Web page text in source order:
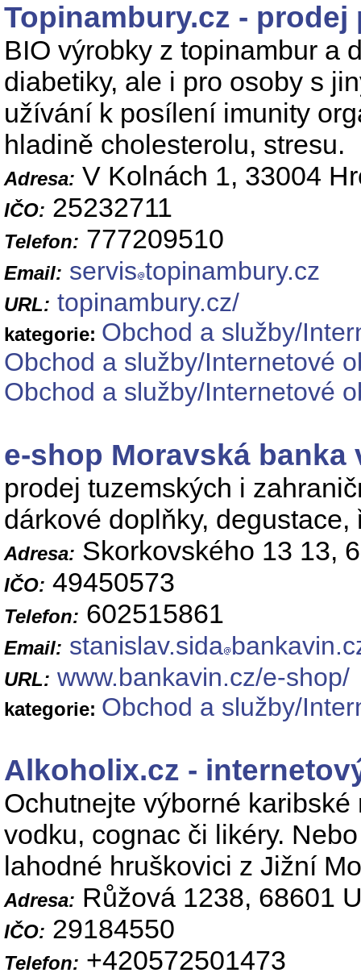
Topinambury.cz -
BIO výrobky z topinambur a
diabetiky, ale i pro osoby s
užívání k posílení imunity
hladině cholesterolu, stresu.
Adresa: V Kolnách 1, 33004
IČO: 25232711
Telefon: 777209510
Email: servis topinambury.cz
URL: topinambury.cz/
kategorie: Obchod a služby/
Obchod a služby/Internetové
Obchod a služby/Internetové
e-shop Moravská banka
prodej tuzemských i
dárkové doplňky,
Adresa: Skorkovského 13 13,
IČO: 49450573
Telefon: 602515861
Email: stanislav.sida
URL: www.bankavin.cz/e-shop/
kategorie: Obchod a služby/
Alkoholix.cz -
Ochutnejte výborné
vodku, cognac či likéry.
lahodné hruškovici z Jižní
Adresa: Růžová 1238, 68601
IČO: 29184550
Telefon: +420572501473